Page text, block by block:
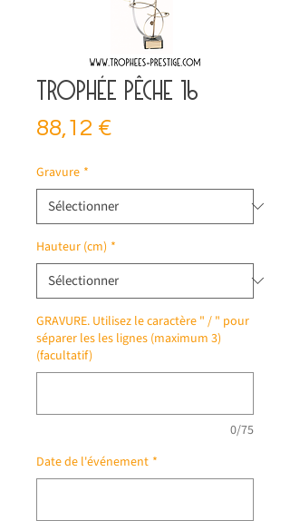
Trophée pêche 16
88,12 €
Gravure *
Hauteur (cm) *
GRAVURE. Utilisez le caractère " / " pour
séparer les les lignes (maximum 3)
(facultatif)
0/75
Date de l'événement *